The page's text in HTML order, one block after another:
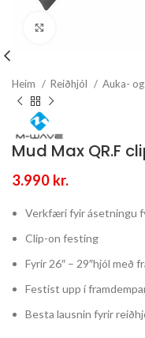
Heim Reiðhjól Auka-
Mud Max QR.F
3.990 kr.
Verkfæri fyir ásetningu
Clip-on festing
Fyrir 26″ – 29″hjól með
Festist upp í
Besta lausnin fyrir